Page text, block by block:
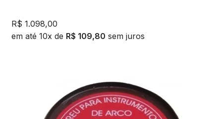
R$ 1.098,00
em até 10x de R$ 109,80 sem juros